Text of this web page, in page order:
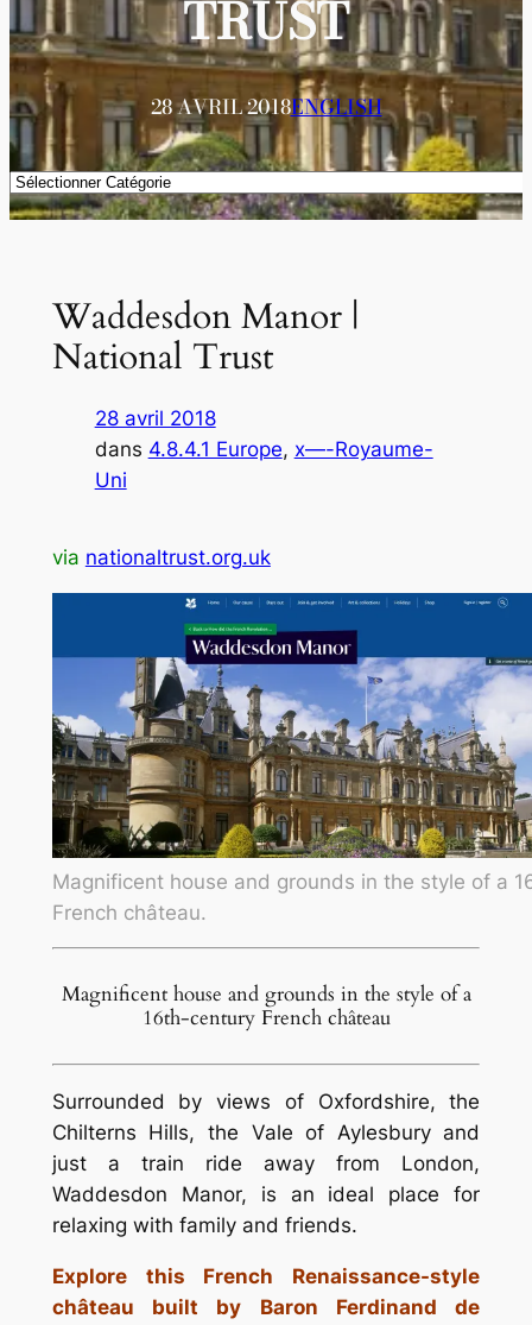
TRUST
28 AVRIL 2018ENGLISH
Catégories
Waddesdon Manor |
National Trust
28 avril 2018
dans 4.8.4.1 Europe, x—-Royaume-
Uni
via nationaltrust.org.uk
Magnificent house and grounds in the style of a
French château.
Magnificent house and grounds in the style of a
16th-century French château
Surrounded by views of Oxfordshire, the
Chilterns Hills, the Vale of Aylesbury and
just a train ride away from London,
Waddesdon Manor, is an ideal place for
relaxing with family and friends.
Explore this French Renaissance-style
château built by Baron Ferdinand de